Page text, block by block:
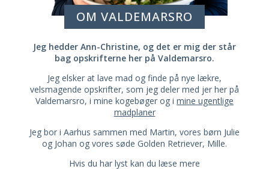
OM VALDEMARSRO
Jeg hedder Ann-Christine, og det er mig der står
bag opskrifterne her på Valdemarsro.
Jeg elsker at lave mad og finde på nye lækre,
velsmagende opskrifter, som jeg deler med jer her på
Valdemarsro, i mine kogebøger og i mine ugentlige
madplaner
Jeg bor i Aarhus sammen med Martin, vores børn Julie
og Johan og vores søde Golden Retriever, Mille.
Hvis du har lyst kan du læse mere